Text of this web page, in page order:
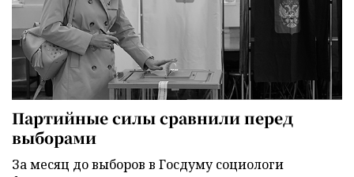
Партийные силы сравнили перед
выборами
За месяц до выборов в Госдуму социологи